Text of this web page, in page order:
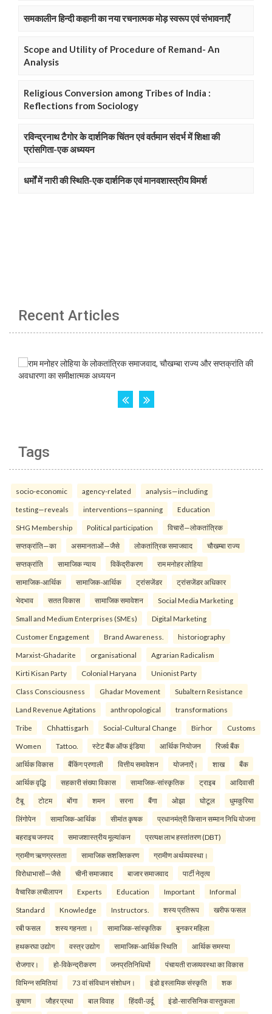
समकालीन हिन्दी कहानी का नया रचनात्मक मोड़ स्वरूप एवं संभावनाएँ
Scope and Utility of Procedure of Remand- An
Analysis
Religious Conversion among Tribes of India :
Reflections from Sociology
रविन्द्रनाथ टैगोर के दार्शनिक चिंतन एवं वर्तमान संदर्भ में शिक्षा की
प्रांसगिता-एक अध्ययन
धर्मों में नारी की स्थिति-एक दार्शनिक एवं मानवशास्त्रीय विमर्श
Recent Articles
Tags
socio-economic agency-related analysis—including
testing—reveals interventions—spanning Education
SHG Membership Political participation विचारों—लोकतांत्रिक
सप्तक्रांति—का असमानताओं—जैसे लोकतांत्रिक समाजवाद चौखम्बा राज्य
सप्तक्रांति सामाजिक न्याय विकेंद्रीकरण राम मनोहर लोहिया
सामाजिक-आर्थिक सामाजिक-आर्थिक ट्रांसजेंडर ट्रांसजेंडर अधिकार
भेदभाव सतत विकास सामाजिक समावेशन Social Media Marketing
Small and Medium Enterprises (SMEs) Digital Marketing
Customer Engagement Brand Awareness. historiography
Marxist-Ghadarite organisational Agrarian Radicalism
Kirti Kisan Party Colonial Haryana Unionist Party
Class Consciousness Ghadar Movement Subaltern Resistance
Land Revenue Agitations anthropological transformations
Tribe Chhattisgarh Social-Cultural Change Birhor Customs
Women Tattoo. स्टेट बैंक ऑफ इंडिया आर्थिक नियोजन रिजर्व बैंक
आर्थिक विकास बैंकिंग प्रणाली वित्तीय समावेशन योजनाऐं। शाख बैंक
आर्थिक वृद्धि सहकारी संख्या विकास सामाजिक-सांस्कृतिक ट्राइब आदिवासी
टैबू टोटम बोंगा शमन सरना बैंगा ओझा घोटूल धुमकुरिया
लिंगोपेन सामाजिक-आर्थिक सीमांत कृषक प्रधानमंत्री किसान सम्मान निधि योजना
बहराइच जनपद समाजशास्त्रीय मूल्यांकन प्रत्यक्ष लाभ हस्तांतरण (DBT)
ग्रामीण ऋणग्रस्तता सामाजिक सशक्तिकरण ग्रामीण अर्थव्यवस्था।
विरोधाभासों—जैसे चीनी समाजवाद बाजार समाजवाद पार्टी नेतृत्व
वैचारिक लचीलापन Experts Education Important Informal
Standard Knowledge Instructors. शस्य प्रतिरूप खरीफ फसल
रबी फसल शस्य गहनता । सामाजिक-सांस्कृतिक बुनकर महिला
हथकरघा उद्योग वस्त्र उद्योग सामाजिक-आर्थिक स्थिति आर्थिक समस्या
रोजगार। हो-विकेन्द्रीकरण जनप्रतिनिधियों पंचायती राजव्यवस्था का विकास
विभिन्न समितियां 73 वां संविधान संशोधन। इंडो इस्लामिक संस्कृति शक
कुषाण जौहर प्रथा बाल विवाह हिंदवी-उर्दू इंडो-सारसिनिक वास्तुकला